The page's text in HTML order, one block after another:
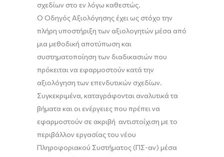
σχεδίων στο εν λόγω καθεστώς.
Ο Οδηγός Αξιολόγησης έχει ως στόχο την
πλήρη υποστήριξη των αξιολογητών μέσα από
μια μεθοδική αποτύπωση και
συστηματοποίηση των διαδικασιών που
πρόκειται να εφαρμοστούν κατά την
αξιολόγηση των επενδυτικών σχεδίων.
Συγκεκριμένα, καταγράφονται αναλυτικά τα
βήματα και οι ενέργειεςπου πρέπει να
εφαρμοστούν σε ακριβή αντιστοίχιση με το
περιβάλλον εργασίας του νέου
Πληροφοριακού Συστήματος (ΠΣ-αν) μέσα